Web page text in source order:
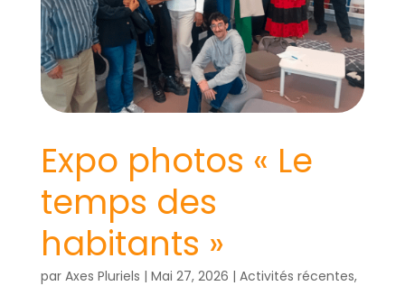
Expo photos « Le
temps des
habitants »
par Axes Pluriels | Mai 27, 2026 | Activités récentes,